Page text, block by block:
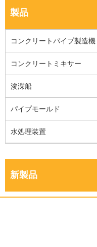
製品
コンクリートパイプ製造機
コンクリートミキサー
浚渫船
パイプモールド
水処理装置
新製品